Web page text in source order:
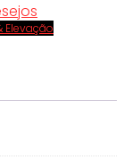
Elevação